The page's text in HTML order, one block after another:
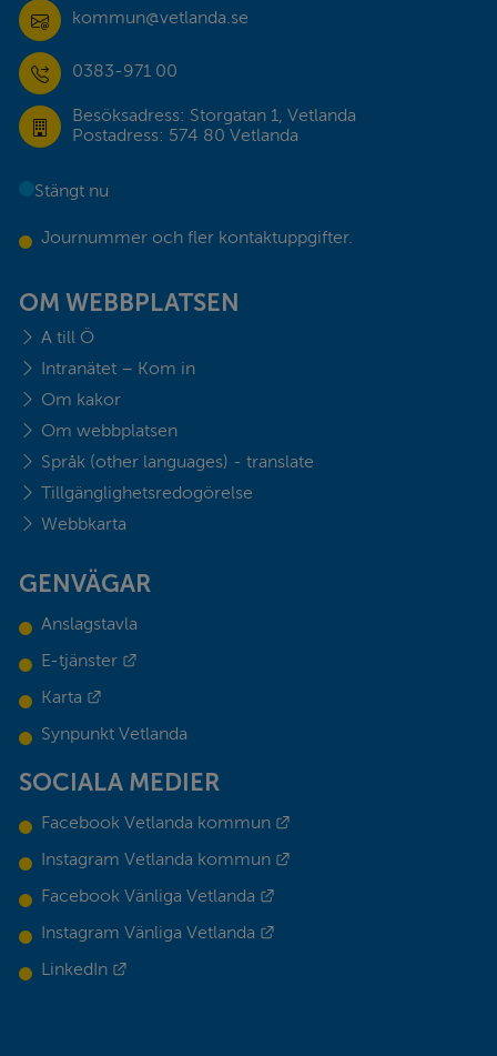
kommun@vetlanda.se
0383-971 00
Besöksadress: Storgatan 1, Vetlanda
Postadress: 574 80 Vetlanda
Stängt nu
Journummer och fler kontaktuppgifter.
OM WEBBPLATSEN
A till Ö
Intranätet – Kom in
Om kakor
Om webbplatsen
Språk (other languages) - translate
Tillgänglighetsredogörelse
Webbkarta
GENVÄGAR
Anslagstavla
E-tjänster
Karta
Synpunkt Vetlanda
SOCIALA MEDIER
Facebook Vetlanda kommun
Instagram Vetlanda kommun
Facebook Vänliga Vetlanda
Instagram Vänliga Vetlanda
LinkedIn